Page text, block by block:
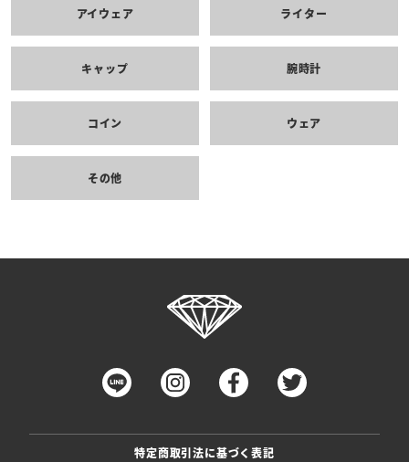
アイウェア ライター
キャップ 腕時計
コイン ウェア
その他
特定商取引法に基づく表記